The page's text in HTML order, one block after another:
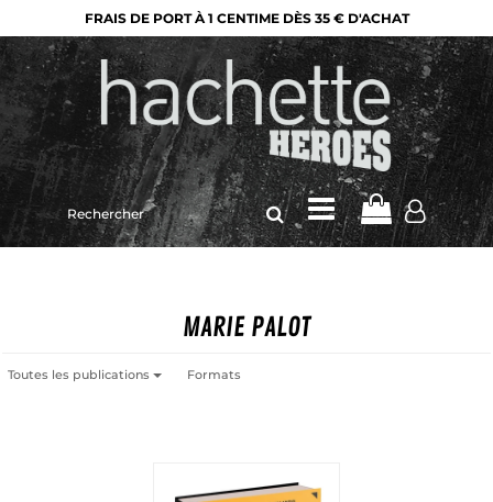
FRAIS DE PORT À 1 CENTIME DÈS 35 € D'ACHAT
Rechercher
sur
le
MARIE PALOT
Toutes les publications Formats